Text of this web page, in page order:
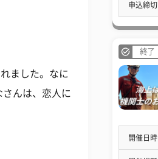
ました。なに
んは、恋人に
申込締切
終了
開催日時